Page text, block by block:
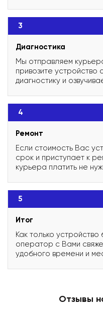
3
Диагностика
Мы отправляем
привозите
диагностику и
4
Ремонт
Если стоимость Вас
срок и приступает к
курьера платить не
5
Итог
Как только
оператор с Вами
удобного времени и
Отзывы